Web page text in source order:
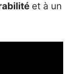
et à un